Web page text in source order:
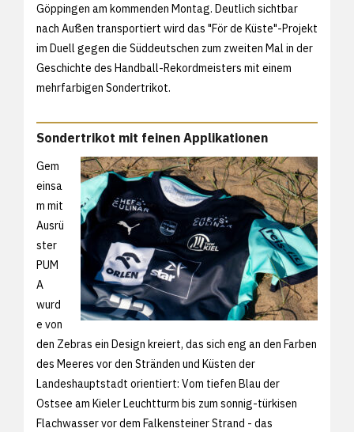
Göppingen am kommenden Montag. Deutlich sichtbar
nach Außen transportiert wird das "För de Küste"-Projekt
im Duell gegen die Süddeutschen zum zweiten Mal in der
Geschichte des Handball-Rekordmeisters mit einem
mehrfarbigen Sondertrikot.
Sondertrikot mit feinen Applikationen
Gem
einsa
m mit
Ausrü
ster
PUM
A
wurd
e von
den Zebras ein Design kreiert, das sich eng an den Farben
des Meeres vor den Stränden und Küsten der
Landeshauptstadt orientiert: Vom tiefen Blau der
Ostsee am Kieler Leuchtturm bis zum sonnig-türkisen
Flachwasser vor dem Falkensteiner Strand - das